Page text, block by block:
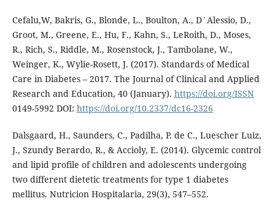
Cefalu,W, Bakris, G., Blonde, L., Boulton, A., D´Alessio, D.,
Groot, M., Greene, E., Hu, F., Kahn, S., LeRoith, D., Moses,
R., Rich, S., Riddle, M., Rosenstock, J., Tambolane, W.,
Weinger, K., Wylie-Rosett, J. (2017). Standards of Medical
Care in Diabetes – 2017. The Journal of Clinical and Applied
Research and Education, 40 (January). https://doi.org/ISSN
0149-5992 DOI: https://doi.org/10.2337/dc16-2326
Dalsgaard, H., Saunders, C., Padilha, P. de C., Luescher Luiz,
J., Szundy Berardo, R., & Accioly, E. (2014). Glycemic control
and lipid profile of children and adolescents undergoing
two different dietetic treatments for type 1 diabetes
mellitus. Nutricion Hospitalaria, 29(3), 547–552.